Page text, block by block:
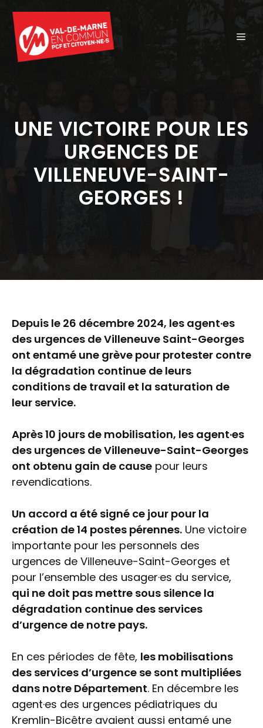
contenu
UNE VICTOIRE POUR LES
URGENCES DE
VILLENEUVE-SAINT-
GEORGES !
Depuis le 26 décembre 2024, les agent·es
des urgences de Villeneuve Saint-Georges
ont entamé une grève pour protester contre
la dégradation continue de leurs
conditions de travail et la saturation de
leur service.
Après 10 jours de mobilisation, les agent·es
des urgences de Villeneuve-Saint-Georges
ont obtenu gain de cause pour leurs
revendications.
Un accord a été signé ce jour pour la
création de 14 postes pérennes. Une victoire
importante pour les personnels des
urgences de Villeneuve-Saint-Georges et
pour l’ensemble des usager·es du service,
qui ne doit pas mettre sous silence la
dégradation continue des services
d’urgence de notre pays.
En ces périodes de fête, les mobilisations
des services d’urgence se sont multipliées
dans notre Département. En décembre les
agent·es des urgences pédiatriques du
Kremlin-Bicêtre avaient aussi entamé une